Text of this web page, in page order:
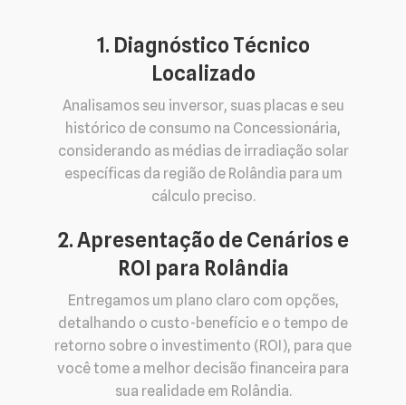
1. Diagnóstico Técnico
Localizado
Analisamos seu inversor, suas placas e seu
histórico de consumo na Concessionária,
considerando as médias de irradiação solar
específicas da região de Rolândia para um
cálculo preciso.
2. Apresentação de Cenários e
ROI para Rolândia
Entregamos um plano claro com opções,
detalhando o custo-benefício e o tempo de
retorno sobre o investimento (ROI), para que
você tome a melhor decisão financeira para
sua realidade em Rolândia.